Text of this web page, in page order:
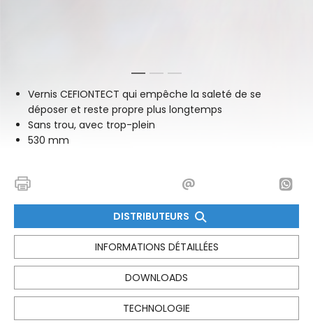
1 2
3
Vernis CEFIONTECT qui empêche la saleté de se
déposer et reste propre plus longtemps
Sans trou, avec trop-plein
530 mm
DISTRIBUTEURS
INFORMATIONS DÉTAILLÉES
DOWNLOADS
TECHNOLOGIE